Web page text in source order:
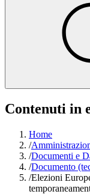
Contenuti in
Home
/
/Documenti e
/Documento
/Elezioni